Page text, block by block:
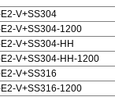
E2-V+SS304
E2-V+SS304-1200
E2-V+SS304-HH
E2-V+SS304-HH-1200
E2-V+SS316
E2-V+SS316-1200